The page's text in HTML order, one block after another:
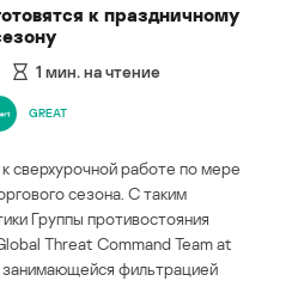
к праздничному
1 мин. на чтение
GREAT
сверхурочной работе по мере
сезона. С таким
Группы противостояния
Threat Command Team at
фильтрацией